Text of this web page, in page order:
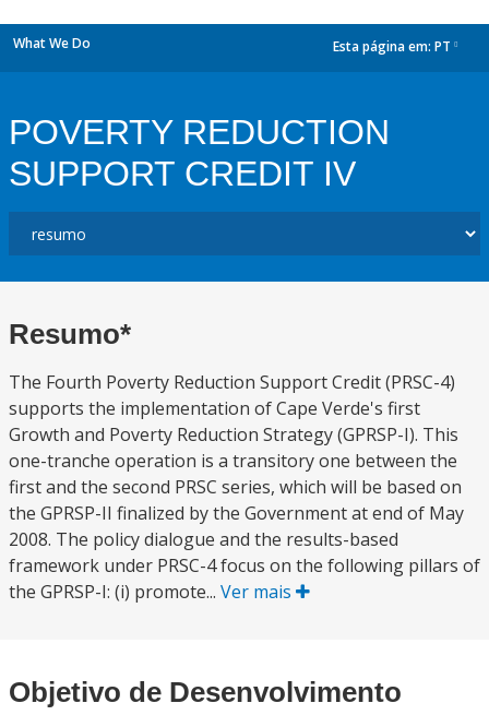
What We Do Esta página em: PT
POVERTY REDUCTION
SUPPORT CREDIT IV
Resumo*
The Fourth Poverty Reduction Support Credit (PRSC-4)
supports the implementation of Cape Verde's first
Growth and Poverty Reduction Strategy (GPRSP-I). This
one-tranche operation is a transitory one between the
first and the second PRSC series, which will be based on
the GPRSP-II finalized by the Government at end of May
2008. The policy dialogue and the results-based
framework under PRSC-4 focus on the following pillars of
the GPRSP-I: (i) promote... Ver mais
Objetivo de Desenvolvimento